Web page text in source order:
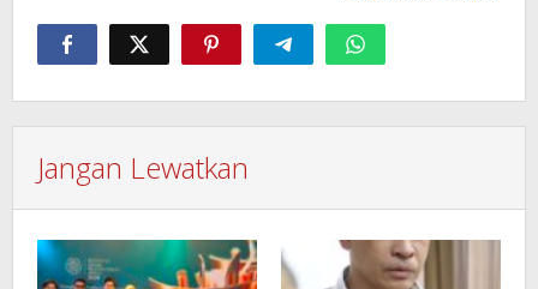
Jangan Lewatkan